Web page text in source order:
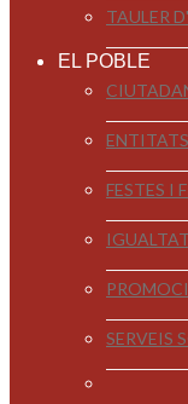
TAULER
EL POBLE
FESTES I
IGUALTAT
SERVEIS